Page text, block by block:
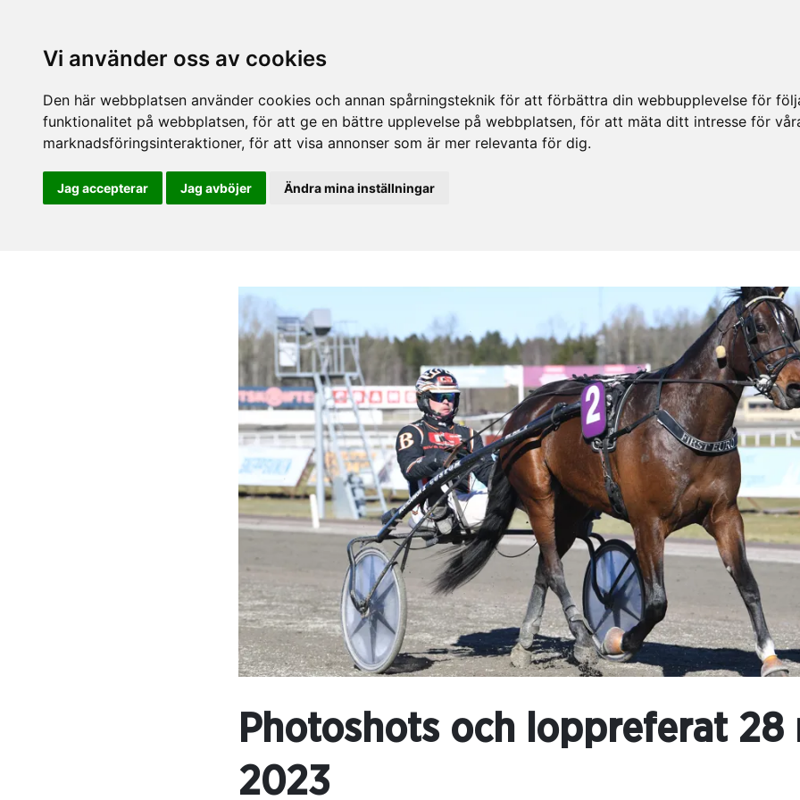
Vi använder oss av cookies
Den här webbplatsen använder cookies och annan spårningsteknik för att förbättra din webbupplevelse för
funktionalitet på webbplatsen, för att ge en bättre upplevelse på webbplatsen, för att mäta ditt intresse för
marknadsföringsinteraktioner, för att visa annonser som är mer relevanta för dig.
Jag accepterar Jag avböjer Ändra mina inställningar
Photoshots och loppreferat 28
2023